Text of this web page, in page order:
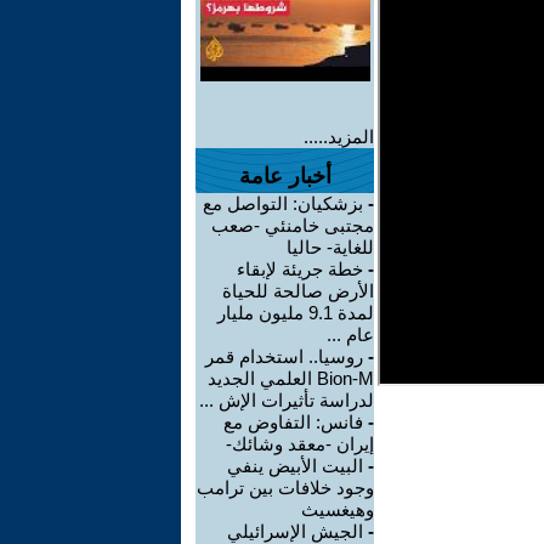
المزيد.....
أخبار عامة
- بزشكيان: التواصل مع
مجتبى خامنئي -صعب
للغاية- حاليا
- خطة جريئة لإبقاء
الأرض صالحة للحياة
لمدة 9.1 مليون مليار
عام ...
- روسيا.. استخدام قمر
Bion-M العلمي الجديد
لدراسة تأثيرات الإش ...
- فانس: التفاوض مع
إيران -معقد وشائك-
- البيت الأبيض ينفي
وجود خلافات بين ترامب
وهيغسيث
- الجيش الإسرائيلي